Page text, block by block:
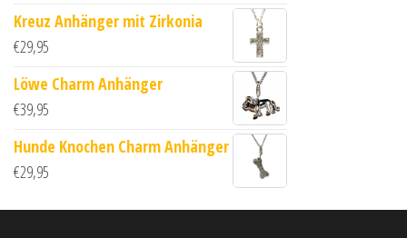
Kreuz Anhänger mit Zirkonia
€29,95
Löwe Charm Anhänger
€39,95
Hunde Knochen Charm Anhänger
€29,95